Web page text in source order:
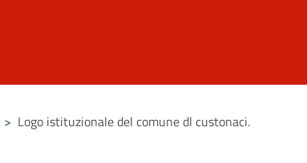
> Logo istituzionale del comune dl custonaci.